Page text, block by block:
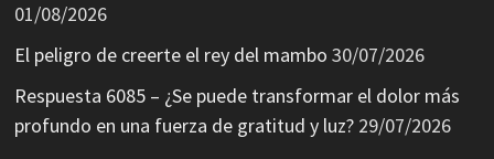
01/08/2026
El peligro de creerte el rey del mambo 30/07/2026
Respuesta 6085 – ¿Se puede transformar el dolor más
profundo en una fuerza de gratitud y luz? 29/07/2026